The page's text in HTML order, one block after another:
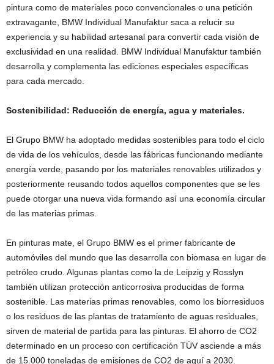
pintura como de materiales poco convencionales o una petición
extravagante, BMW Individual Manufaktur saca a relucir su
experiencia y su habilidad artesanal para convertir cada visión de
exclusividad en una realidad. BMW Individual Manufaktur también
desarrolla y complementa las ediciones especiales específicas
para cada mercado.
Sostenibilidad: Reducción de energía, agua y materiales.
El Grupo BMW ha adoptado medidas sostenibles para todo el ciclo
de vida de los vehículos, desde las fábricas funcionando mediante
energía verde, pasando por los materiales renovables utilizados y
posteriormente reusando todos aquellos componentes que se les
puede otorgar una nueva vida formando así una economía circular
de las materias primas.
En pinturas mate, el Grupo BMW es el primer fabricante de
automóviles del mundo que las desarrolla con biomasa en lugar de
petróleo crudo. Algunas plantas como la de Leipzig y Rosslyn
también utilizan protección anticorrosiva producidas de forma
sostenible. Las materias primas renovables, como los biorresiduos
o los residuos de las plantas de tratamiento de aguas residuales,
sirven de material de partida para las pinturas. El ahorro de CO2
determinado en un proceso con certificación TÜV asciende a más
de 15.000 toneladas de emisiones de CO2 de aquí a 2030.